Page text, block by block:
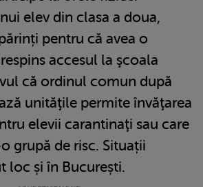
elev din clasa a doua,
pentru că avea o
accesul la şcoala
că ordinul comun după
unităţile permite învăţarea
elevii carantinaţi sau care
grupă de risc. Situații
loc și în București.